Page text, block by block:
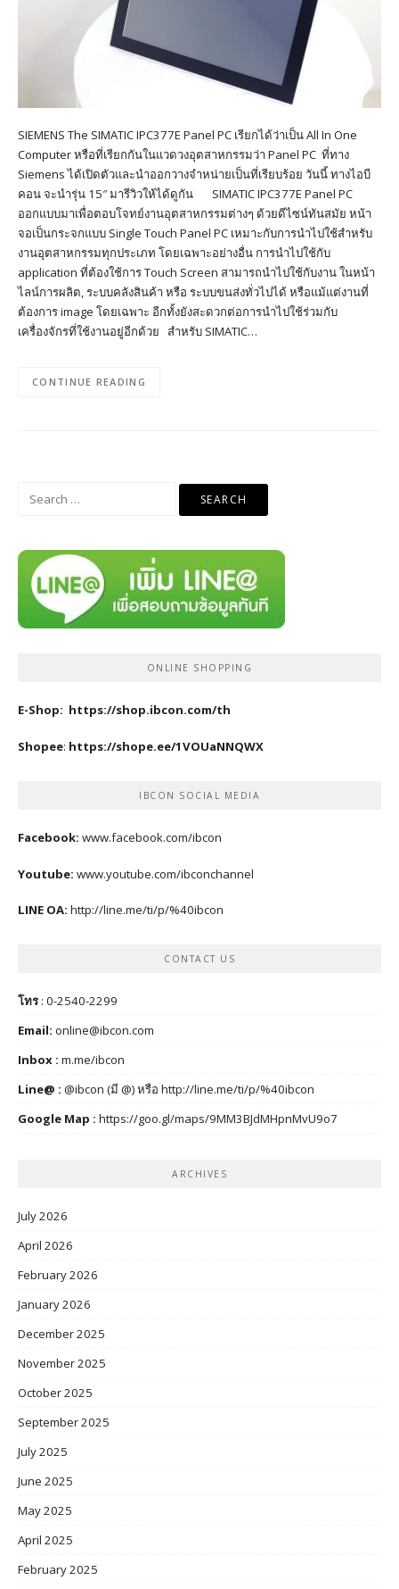
SIEMENS The SIMATIC IPC377E Panel PC เรียกได้ว่าเป็น All In One
Computer หรือที่เรียกกันในแวดวงอุตสาหกรรมว่า Panel PC ที่ทาง
Siemens ได้เปิดตัวและนำออกวางจำหน่ายเป็นที่เรียบร้อย วันนี้ ทางไอบี
คอน จะนำรุ่น 15″ มารีวิวให้ได้ดูกัน SIMATIC IPC377E Panel PC
ออกแบบมาเพื่อตอบโจทย์งานอุตสาหกรรมต่างๆ ด้วยดีไซน์ทันสมัย หน้า
จอเป็นกระจกแบบ Single Touch Panel PC เหมาะกับการนำไปใช้สำหรับ
งานอุตสาหกรรมทุกประเภท โดยเฉพาะอย่างอื่น การนำไปใช้กับ
application ที่ต้องใช้การ Touch Screen สามารถนำไปใช้กับงาน ในหน้า
ไลน์การผลิต, ระบบคลังสินค้า หรือ ระบบขนส่งทั่วไปได้ หรือแม้แต่งานที่
ต้องการ image โดยเฉพาะ อีกทั้งยังสะดวกต่อการนำไปใช้ร่วมกับ
เครื่องจักรที่ใช้งานอยู่อีกด้วย สำหรับ SIMATIC…
CONTINUE READING
Search
ONLINE SHOPPING
E-Shop: https://shop.ibcon.com/th
Shopee: https://shope.ee/1VOUaNNQWX
IBCON SOCIAL MEDIA
Facebook: www.facebook.com/ibcon
Youtube: www.youtube.com/ibconchannel
LINE OA: http://line.me/ti/p/%40ibcon
CONTACT US
โทร: 0-2540-2299
Email: online@ibcon.com
Inbox : m.me/ibcon
Line@ : @ibcon (มี @) หรือ http://line.me/ti/p/%40ibcon
Google Map : https://goo.gl/maps/9MM3BJdMHpnMvU9o7
ARCHIVES
July 2026
April 2026
February 2026
January 2026
December 2025
November 2025
October 2025
September 2025
July 2025
June 2025
May 2025
April 2025
February 2025